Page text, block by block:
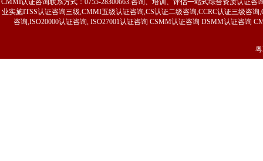
CMMI认证咨询联系方式：0755-28300663.咨询、培训、评估一站式综合资质认证
业实施ITSS认证咨询三级,CMMI五级认证咨询,CS认证二级咨询,CCRC认证三级咨
咨询,ISO20000认证咨询, ISO27001认证咨询 CSMM认证咨询 DSMM认证咨询